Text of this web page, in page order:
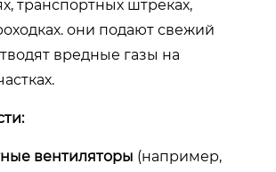
транспортных штреках,
они подают свежий
вредные газы на
вентиляторы (например,